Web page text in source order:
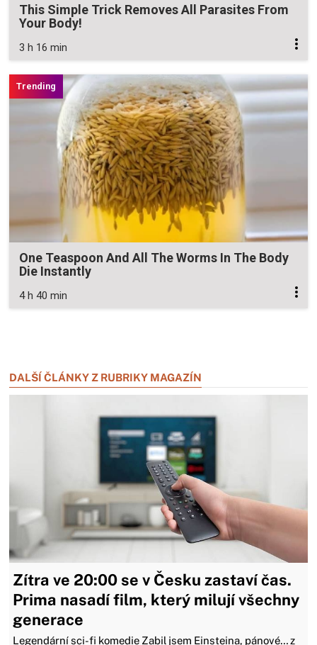
This Simple Trick Removes All Parasites From
Your Body!
3 h 16 min
One Teaspoon And All The Worms In The Body
Die Instantly
4 h 40 min
DALŠÍ ČLÁNKY Z RUBRIKY MAGAZÍN
Zítra ve 20:00 se v Česku zastaví čas.
Prima nasadí film, který milují všechny
generace
Legendární sci-fi komedie Zabil jsem Einsteina, pánové… z